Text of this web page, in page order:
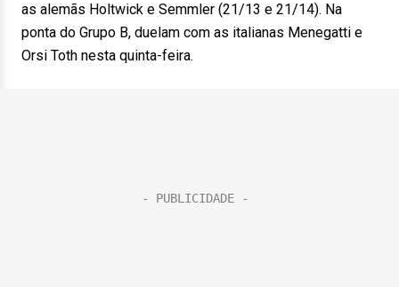
as alemãs Holtwick e Semmler (21/13 e 21/14). Na
ponta do Grupo B, duelam com as italianas Menegatti e
Orsi Toth nesta quinta-feira.